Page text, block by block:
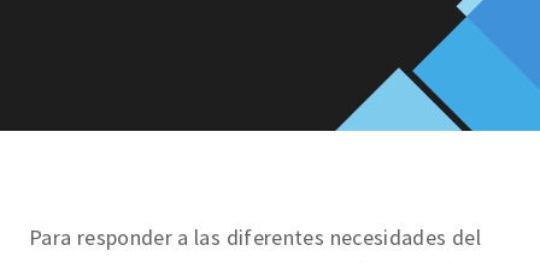
Para responder a las diferentes necesidades del